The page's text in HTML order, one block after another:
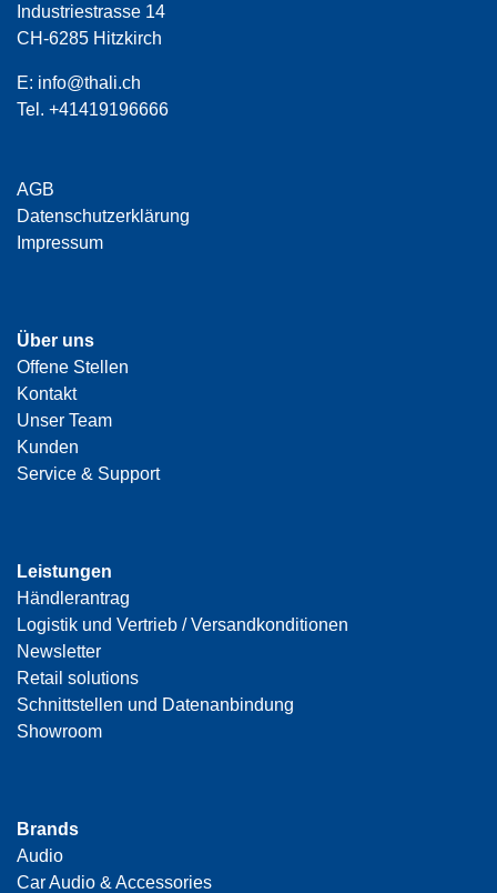
Industriestrasse 14
CH-6285 Hitzkirch
E: info@thali.ch
Tel. +41419196666
AGB
Datenschutzerklärung
Impressum
Über uns
Offene Stellen
Kontakt
Unser Team
Kunden
Service & Support
Leistungen
Händlerantrag
Logistik und Vertrieb / Versandkonditionen
Newsletter
Retail solutions
Schnittstellen und Datenanbindung
Showroom
Brands
Audio
Car Audio & Accessories